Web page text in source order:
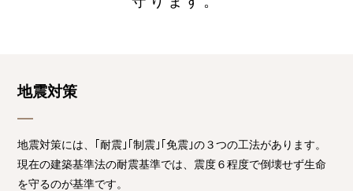
地震対策
地震対策には、｢耐震｣｢制震｣｢免震｣の３つの工法があります。
現在の建築基準法の耐震基準では、震度６程度で倒壊せず生命
を守るのが基準です。